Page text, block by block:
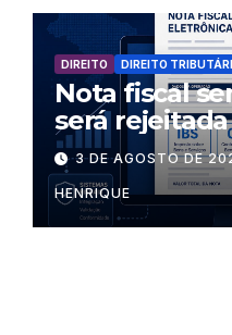
DIREITO DIREITO
Nota fiscal
será
segunda-
3 DE AGOSTO DE
HENRIQUE